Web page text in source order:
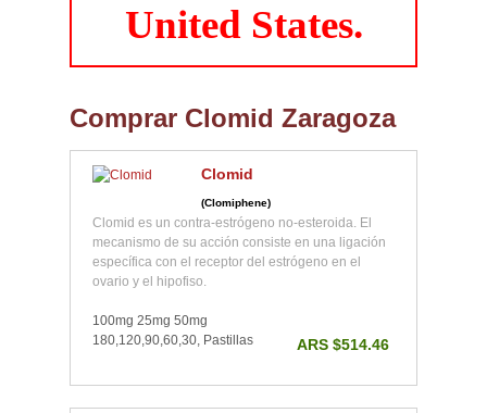
United States.
Comprar Clomid Zaragoza
Clomid
(Clomiphene)
Clomid es un contra-estrógeno no-esteroida. El
mecanismo de su acción consiste en una ligación
específica con el receptor del estrógeno en el
ovario y el hipofiso.
100mg 25mg 50mg
180,120,90,60,30, Pastillas
ARS $514.46